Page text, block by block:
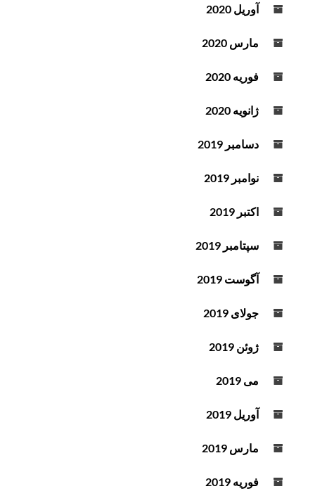
آوریل 2020
مارس 2020
فوریه 2020
ژانویه 2020
دسامبر 2019
نوامبر 2019
اکتبر 2019
سپتامبر 2019
آگوست 2019
جولای 2019
ژوئن 2019
می 2019
آوریل 2019
مارس 2019
فوریه 2019